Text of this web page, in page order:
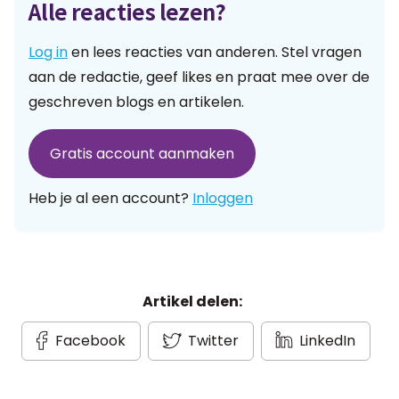
Alle reacties lezen?
Log inen lees reacties van anderen. Stel vragen
aan de redactie, geef likes en praat mee over de
geschreven blogs en artikelen.
Gratis account aanmaken
Heb je al een account? Inloggen
Artikel delen:
Facebook
Twitter LinkedIn